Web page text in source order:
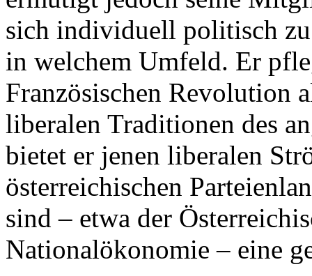
sich individuell politisch
in welchem Umfeld. Er
Französischen Revolution
liberalen Traditionen des
bietet er jenen liberalen
österreichischen
sind – etwa der
Nationalökonomie – eine